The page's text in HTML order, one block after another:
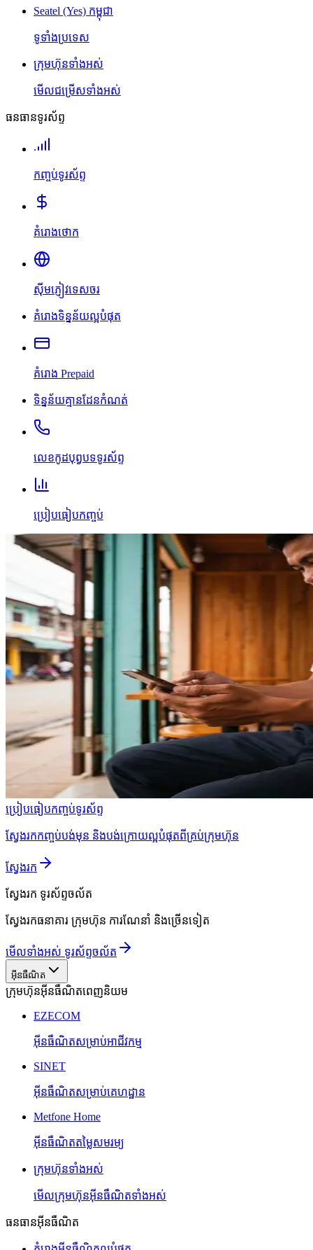
Seatel (Yes) កម្ពុជា
ទូទាំងប្រទេស
ក្រុមហ៊ុនទាំងអស់
មើលជម្រើសទាំងអស់
ធនធានទូរស័ព្ទ
កញ្ចប់ទូរស័ព្ទ
គំរោងថោក
ស៊ីមភ្ញៀវទេសចរ
គំរោងទិន្នន័យល្អបំផុត
គំរោង Prepaid
ទិន្នន័យគ្មានដែនកំណត់
លេខកូដបុព្វបទទូរស័ព្ទ
ប្រៀបធៀបកញ្ចប់
ប្រៀបធៀបកញ្ចប់ទូរស័ព្ទ
ស្វែងរកកញ្ចប់បង់មុន និងបង់ក្រោយល្អបំផុតពីគ្រប់ក្រុមហ៊ុន
ស្វែងរក
ស្វែងរក ទូរស័ព្ទចល័ត
ស្វែងរកធនាគារ ក្រុមហ៊ុន ការណែនាំ និងច្រើនទៀត
មើលទាំងអស់ ទូរស័ព្ទចល័ត
អ៊ីនធឺណិត
ក្រុមហ៊ុនអ៊ីនធឺណិតពេញនិយម
EZECOM
អ៊ីនធឺណិតសម្រាប់អាជីវកម្ម
SINET
អ៊ីនធឺណិតសម្រាប់គេហដ្ឋាន
Metfone Home
អ៊ីនធឺណិតតម្លៃសមរម្យ
ក្រុមហ៊ុនទាំងអស់
មើលក្រុមហ៊ុនអ៊ីនធឺណិតទាំងអស់
ធនធានអ៊ីនធឺណិត